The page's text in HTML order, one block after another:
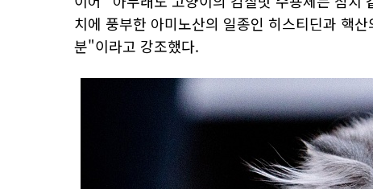
치에 풍부한 아미노산의 일종인 히스티딘과 핵
분"이라고 강조했다.